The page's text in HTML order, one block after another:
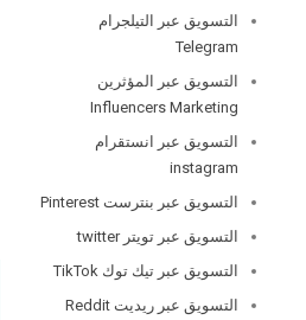
التسويق عبر التيلجرام
Telegram
التسويق عبر المؤثرين
Influencers Marketing
التسويق عبر انستقرام
instagram
التسويق عبر بنترست Pinterest
التسويق عبر تويتر twitter
التسويق عبر تيك توك TikTok
التسويق عبر ريديت Reddit